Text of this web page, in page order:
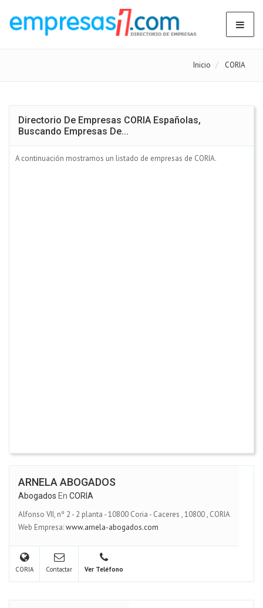
Inicio CORIA
Directorio De Empresas CORIA Españolas,
Buscando Empresas De...
A continuación mostramos un listado de empresas de CORIA.
ARNELA ABOGADOS
Abogados En CORIA
Alfonso VII, nº 2 - 2 planta - 10800 Coria - Caceres ,10800, CORIA
Web Empresa:www.arnela-abogados.com
CORIA Contactar Ver Teléfono